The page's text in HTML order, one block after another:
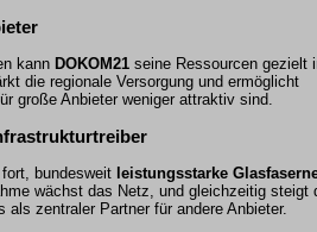
kann DOKOM21 seine Ressourcen gezielt
die regionale Versorgung und ermöglicht
große Anbieter weniger attraktiv sind.
bundesweit leistungsstarke
wächst das Netz, und gleichzeitig steigt
als zentraler Partner für andere Anbieter.